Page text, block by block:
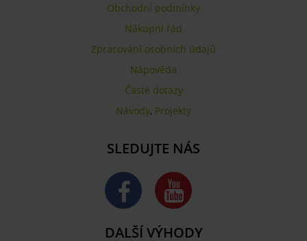
Obchodní podmínky
Nákupní řád
Zpracování osobních údajů
Nápověda
Časté dotazy
Návody, Projekty
SLEDUJTE NÁS
DALŠÍ VÝHODY